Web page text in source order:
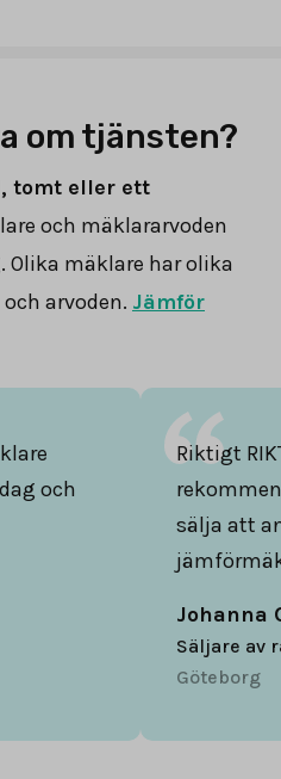
om tjänsten?
tomt eller ett
och mäklararvoden
mäklare har olika
arvoden. Jämför
och
Riktigt
sälja att
Johanna
Säljare av
Göteborg